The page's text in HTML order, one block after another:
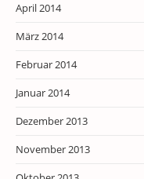
April 2014
März 2014
Februar 2014
Januar 2014
Dezember 2013
November 2013